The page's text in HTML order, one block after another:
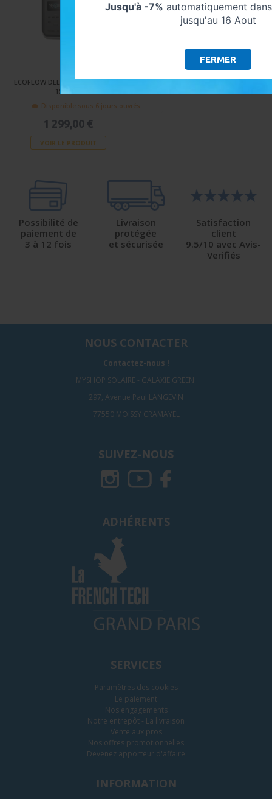
ECOFLOW DELTA 3 1500 - 1800W /
1536WH
Disponible sous 6 jours ouvrés
1 299,00 €
VOIR LE PRODUIT
Possibilité de
paiement de
3 à 12 fois
Livraison
protégée
et sécurisée
Satisfaction
client
9.5/10 avec Avis-
Verifiés
NOUS CONTACTER
Contactez-nous !
MYSHOP SOLAIRE - GALAXIE GREEN
297, Avenue Paul LANGEVIN
77550 MOISSY CRAMAYEL
SUIVEZ-NOUS
ADHÉRENTS
SERVICES
Paramètres des cookies
Le paiement
Nos engagements
Notre entrepôt - La livraison
Vente aux pros
Nos offres promotionnelles
Devenez apporteur d'affaire
INFORMATION
Jusqu'à -7% automatiquement
jusqu'au 16 Aout
FERMER